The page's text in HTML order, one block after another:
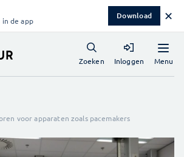
in de app Download ✕
Menu
Zoeken Inloggen
voor apparaten zoals pacemakers